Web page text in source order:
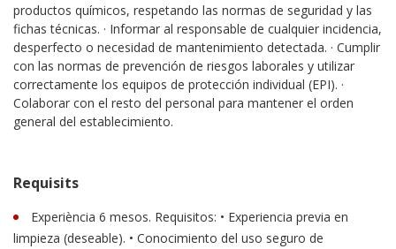
productos químicos, respetando las normas de seguridad y las
fichas técnicas. · Informar al responsable de cualquier incidencia,
desperfecto o necesidad de mantenimiento detectada. · Cumplir
con las normas de prevención de riesgos laborales y utilizar
correctamente los equipos de protección individual (EPI). ·
Colaborar con el resto del personal para mantener el orden
general del establecimiento.
Requisits
Experiència 6 mesos. Requisitos: • Experiencia previa en
limpieza (deseable). • Conocimiento del uso seguro de